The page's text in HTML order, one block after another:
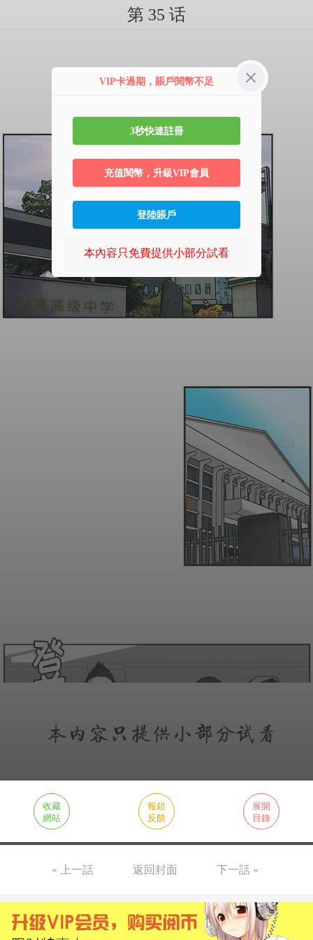
第 35 话
收藏
網站
報錯
反饋
展開
目錄
« 上一話 返回封面 下一話 »
VIP卡過期，賬戶閱幣不足
3秒快速註冊
充值閱幣，升級VIP會員
登陸賬戶
本內容只免費提供小部分試看